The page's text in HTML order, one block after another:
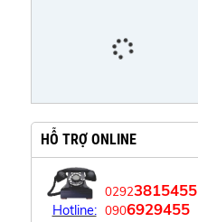
HỖ TRỢ ONLINE
Hotline:
02923815455
0906929455